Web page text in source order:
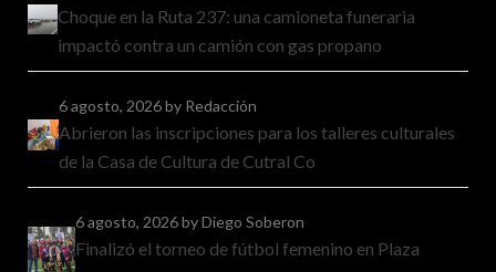
Choque en la Ruta 237: una camioneta funeraria
impactó contra un camión con gas propano
6 agosto, 2026by Redacción
Abrieron las inscripciones para los talleres culturales
de la Casa de Cultura de Cutral Co
6 agosto, 2026by Diego Soberon
Finalizó el torneo de fútbol femenino en Plaza